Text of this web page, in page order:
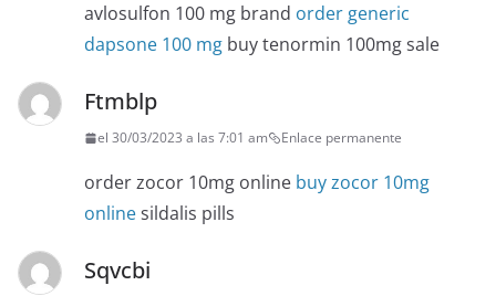
avlosulfon 100 mg brand order generic
dapsone 100 mg buy tenormin 100mg sale
Ftmblp
el 30/03/2023 a las 7:01 am Enlace permanente
order zocor 10mg online buy zocor 10mg
onlinesildalis pills
Sqvcbi